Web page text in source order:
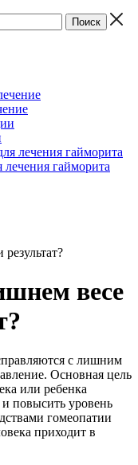
лечения гайморита
весе
с лишним
Основная цель
или ребенка
повысить уровень
гомеопатии
приходит в